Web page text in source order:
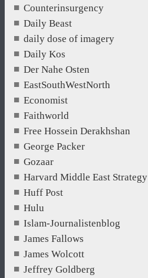
Counterinsurgency
Daily Beast
daily dose of imagery
Daily Kos
Der Nahe Osten
EastSouthWestNorth
Economist
Faithworld
Free Hossein Derakhshan
George Packer
Gozaar
Harvard Middle East Strategy
Huff Post
Hulu
Islam-Journalistenblog
James Fallows
James Wolcott
Jeffrey Goldberg